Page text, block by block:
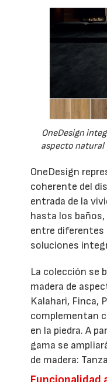
OneDesign
aspecto natural
OneDesign
coherente del
entrada de la
hasta los
entre diferentes
soluciones
La colección se
madera de
Kalahari, Finca,
complementan
en la piedra. A
gama se
de madera: